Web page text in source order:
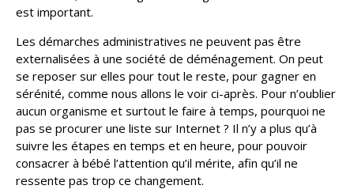
est important.
Les démarches administratives ne peuvent pas être
externalisées à une société de déménagement. On peut
se reposer sur elles pour tout le reste, pour gagner en
sérénité, comme nous allons le voir ci-après. Pour n’oublier
aucun organisme et surtout le faire à temps, pourquoi ne
pas se procurer une liste sur Internet ? Il n’y a plus qu’à
suivre les étapes en temps et en heure, pour pouvoir
consacrer à bébé l’attention qu’il mérite, afin qu’il ne
ressente pas trop ce changement.